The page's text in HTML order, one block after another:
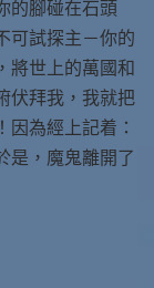
的腳碰在石頭
可試探主－你的
將世上的萬國和
伏拜我，我就把
為經上記着：
是，魔鬼離開了